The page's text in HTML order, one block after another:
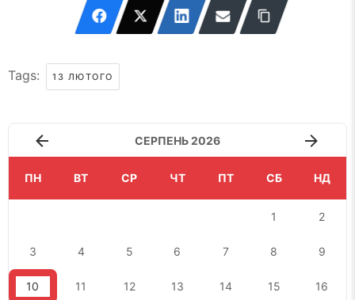
Tags: 13 ЛЮТОГО
СЕРПЕНЬ 2026
ПН ВТ СР ЧТ ПТ СБ НД
1 2
3 4 5 6 7 8 9
10 11 12 13 14 15 16